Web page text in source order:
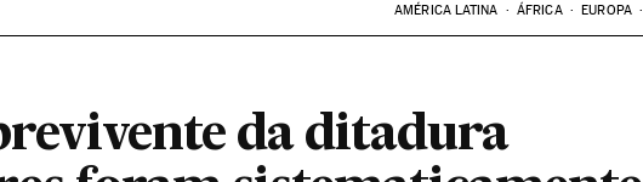
AMÉRICA LATINA ÁFRICA EUROPA
da ditadura